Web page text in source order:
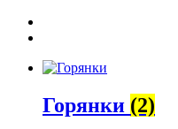
Горянки (2)